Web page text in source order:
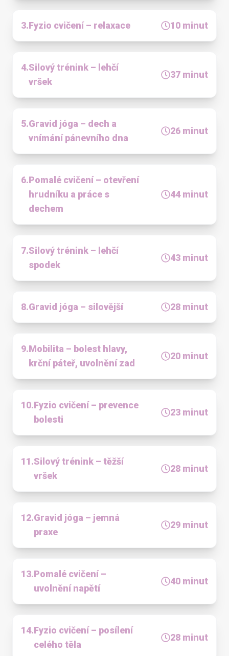
3.Fyzio cvičení – relaxace 10 minut
4.Silový trénink – lehčí
vršek
37 minut
5.Gravid jóga – dech a
vnímání pánevního dna
26 minut
6.Pomalé cvičení – otevření
hrudníku a práce s
dechem
44minut
7.Silový trénink – lehčí
spodek
43 minut
8.Gravid jóga – silovější 28 minut
9.Mobilita – bolest hlavy,
krční páteř, uvolnění zad
20 minut
10.Fyzio cvičení – prevence
bolesti
23 minut
11.Silový trénink – těžší
vršek
28 minut
12.Gravid jóga – jemná
praxe
29 minut
13.Pomalé cvičení –
uvolnění napětí
40 minut
14.Fyzio cvičení – posílení
celého těla
28 minut